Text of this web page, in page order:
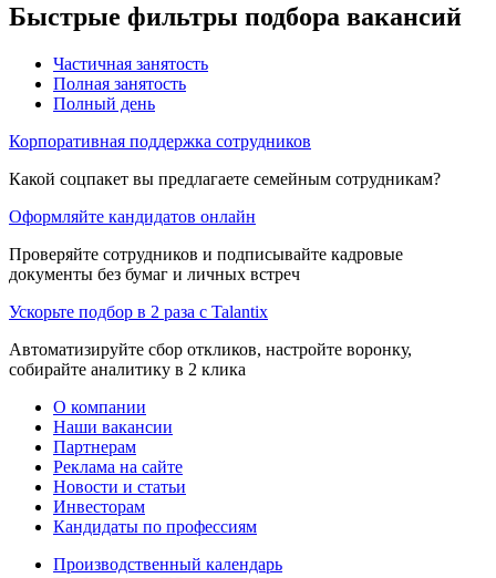
Быстрые фильтры подбора вакансий
Частичная занятость
Полная занятость
Полный день
Корпоративная поддержка сотрудников
Какой соцпакет вы предлагаете семейным сотрудникам?
Оформляйте кандидатов онлайн
Проверяйте сотрудников и подписывайте кадровые
документы без бумаг и личных встреч
Ускорьте подбор в 2 раза с Talantix
Автоматизируйте сбор откликов, настройте воронку,
собирайте аналитику в 2 клика
О компании
Наши вакансии
Партнерам
Реклама на сайте
Новости и статьи
Инвесторам
Кандидаты по профессиям
Производственный календарь